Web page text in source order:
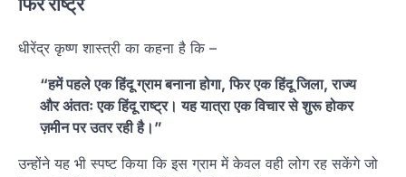
धीरेंद्र कृष्ण शास्त्री का कहना है कि –
“हमें पहले एक हिंदू ग्राम बनाना होगा, फिर एक हिंदू जिला, राज्य
और अंततः एक हिंदू राष्ट्र। यह यात्रा एक विचार से शुरू होकर
ज़मीन पर उतर रही है।”
उन्होंने यह भी स्पष्ट किया कि इस ग्राम में केवल वही लोग रह सकेंगे जो